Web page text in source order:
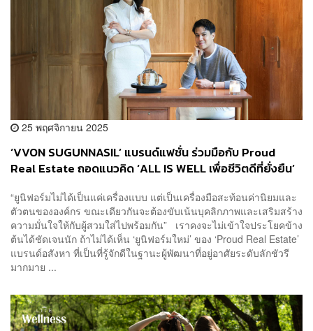
25 พฤศจิกายน 2025
‘VVON SUGUNNASIL’ แบรนด์แฟชั่น ร่วมมือกับ Proud
Real Estate ถอดแนวคิด ‘ALL IS WELL เพื่อชีวิตดีที่ยั่งยืน’
and well-crafted design บนจุดร่วมของทั้ง 2 แบรนด์
[Advertorial]
“ยูนิฟอร์มไม่ได้เป็นแค่เครื่องแบบ แต่เป็นเครื่องมือสะท้อนค่านิยมและ
ตัวตนขององค์กร ขณะเดียวกันจะต้องขับเน้นบุคลิกภาพและเสริมสร้าง
ความมั่นใจให้กับผู้สวมใส่ไปพร้อมกัน” เราคงจะไม่เข้าใจประโยคข้าง
ต้นได้ชัดเจนนัก ถ้าไม่ได้เห็น ‘ยูนิฟอร์มใหม่’ ของ ‘Proud Real Estate’
แบรนด์อสังหา ที่เป็นที่รู้จักดีในฐานะผู้พัฒนาที่อยู่อาศัยระดับลักชัวรี
มากมาย ...